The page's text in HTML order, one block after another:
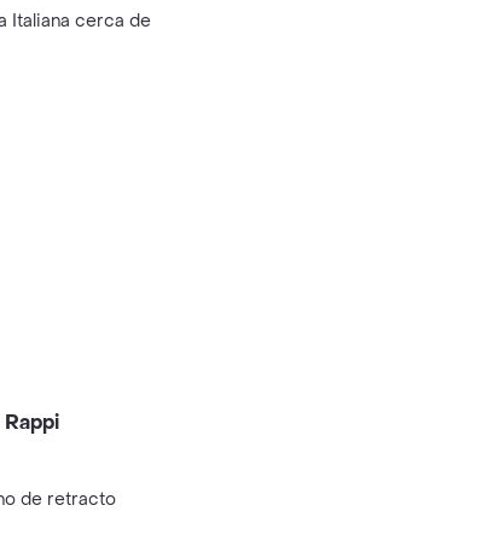
Italiana cerca de
de retracto